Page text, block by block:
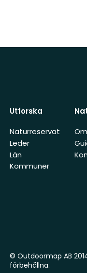
Utforska
Naturreservat
Leder
Län
Kommuner
© Outdoormap AB
förbehållna.